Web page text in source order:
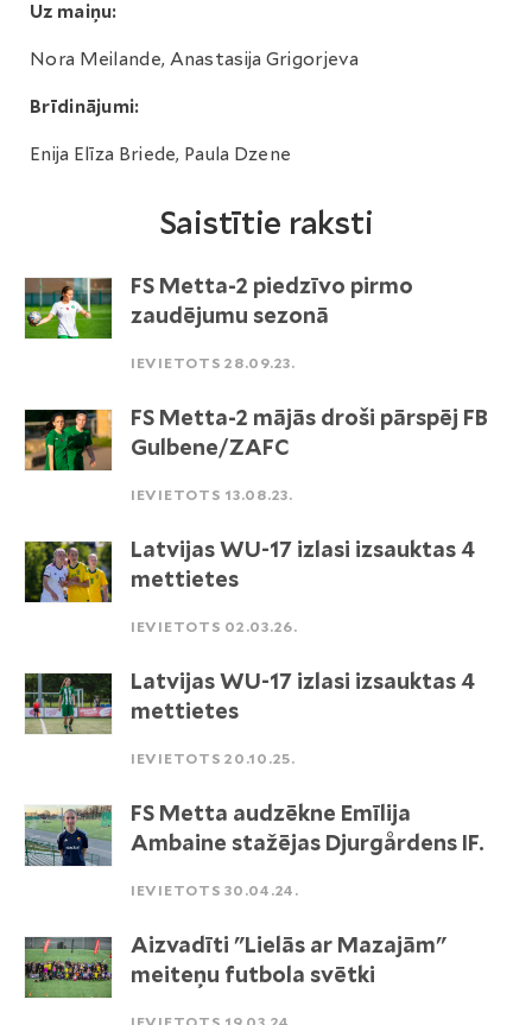
Uz maiņu:
Nora Meilande, Anastasija Grigorjeva
Brīdinājumi:
Enija Elīza Briede, Paula Dzene
Saistītie raksti
FS Metta-2 piedzīvo pirmo
zaudējumu sezonā
IEVIETOTS 28.09.23.
FS Metta-2 mājās droši pārspēj FB
Gulbene/ZAFC
IEVIETOTS 13.08.23.
Latvijas WU-17 izlasi izsauktas 4
mettietes
IEVIETOTS 02.03.26.
Latvijas WU-17 izlasi izsauktas 4
mettietes
IEVIETOTS 20.10.25.
FS Metta audzēkne Emīlija
Ambaine stažējas Djurgårdens IF.
IEVIETOTS 30.04.24.
Aizvadīti "Lielās ar Mazajām"
meiteņu futbola svētki